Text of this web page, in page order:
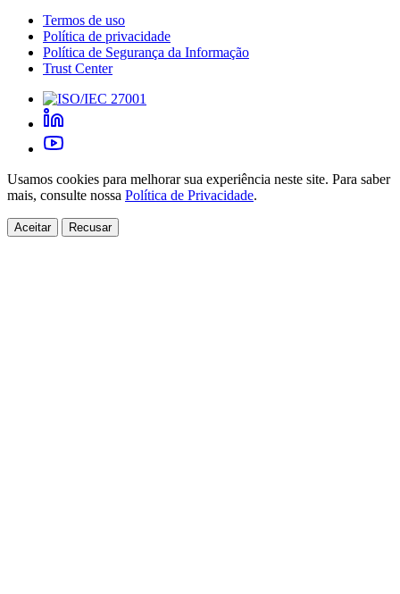
Termos de uso
Política de privacidade
Política de Segurança da Informação
Trust Center
Usamos cookies para melhorar sua experiência neste site. Para saber
mais, consulte nossa Política de Privacidade.
Aceitar Recusar